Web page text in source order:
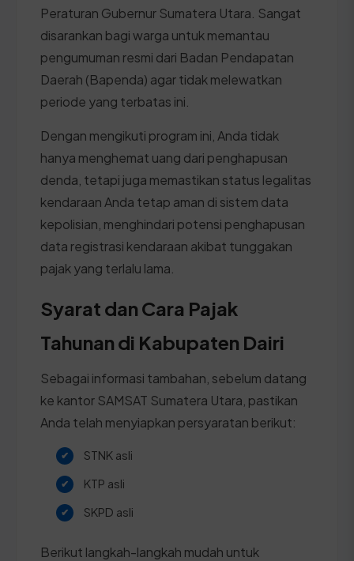
Peraturan Gubernur Sumatera Utara. Sangat
disarankan bagi warga untuk memantau
pengumuman resmi dari Badan Pendapatan
Daerah (Bapenda) agar tidak melewatkan
periode yang terbatas ini.
Dengan mengikuti program ini, Anda tidak
hanya menghemat uang dari penghapusan
denda, tetapi juga memastikan status legalitas
kendaraan Anda tetap aman di sistem data
kepolisian, menghindari potensi penghapusan
data registrasi kendaraan akibat tunggakan
pajak yang terlalu lama.
Syarat dan Cara Pajak
Tahunan di Kabupaten Dairi
Sebagai informasi tambahan, sebelum datang
ke kantor SAMSAT Sumatera Utara, pastikan
Anda telah menyiapkan persyaratan berikut:
STNK asli
KTP asli
SKPD asli
Berikut langkah-langkah mudah untuk